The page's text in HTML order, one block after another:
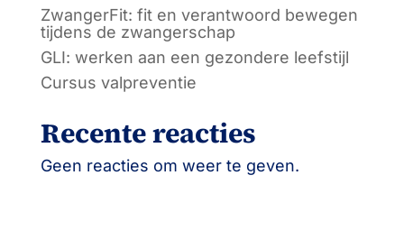
ZwangerFit: fit en verantwoord bewegen
tijdens de zwangerschap
GLI: werken aan een gezondere leefstijl
Cursus valpreventie
Recente reacties
Geen reacties om weer te geven.